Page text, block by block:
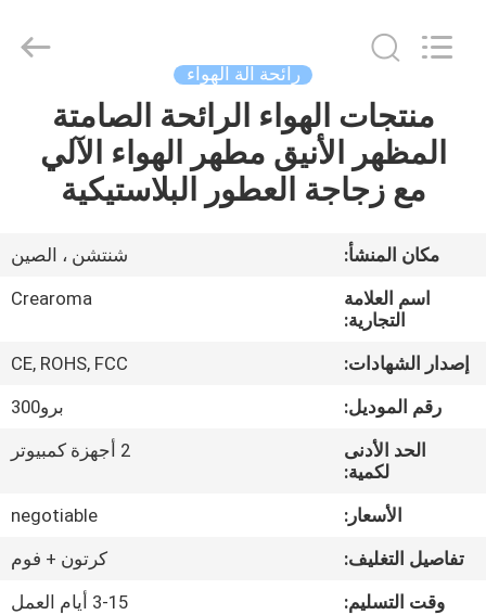
منزل،
أشرطة
عرض
الواقع
الافتراضي
معلومات
عنا
Market.
رائحة آلة الهواء
منتجات الهواء الرائحة الصامتة
المظهر الأنيق مطهر الهواء الآلي
مع زجاجة العطور البلاستيكية
مكان المنشأ:
شنتشن ، الصين
اسم العلامة
التجارية:
Crearoma
إصدار الشهادات:
CE, ROHS, FCC
رقم الموديل:
برو300
الحد الأدنى
لكمية:
2 أجهزة كمبيوتر
الأسعار:
negotiable
تفاصيل التغليف:
كرتون + فوم
وقت التسليم:
3-15 أيام العمل